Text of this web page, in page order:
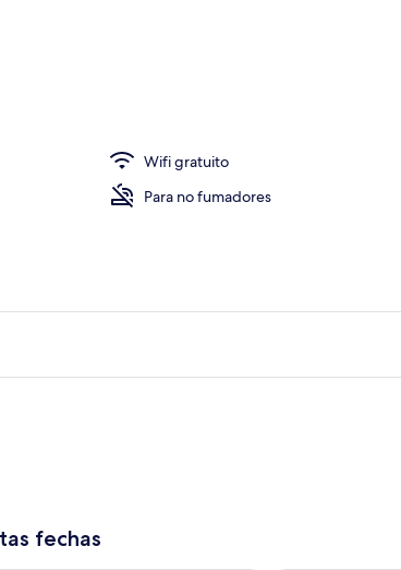
Ropa de cama de alta calidad, escritorio, insonorización y wifi
Wifi gratuito
Para no fumadores
fechas